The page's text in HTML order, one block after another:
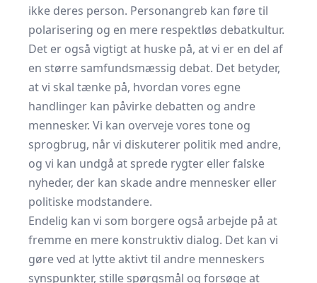
ikke deres person. Personangreb kan føre til
polarisering og en mere respektløs debatkultur.
Det er også vigtigt at huske på, at vi er en del af
en større samfundsmæssig debat. Det betyder,
at vi skal tænke på, hvordan vores egne
handlinger kan påvirke debatten og andre
mennesker. Vi kan overveje vores tone og
sprogbrug, når vi diskuterer politik med andre,
og vi kan undgå at sprede rygter eller falske
nyheder, der kan skade andre mennesker eller
politiske modstandere.
Endelig kan vi som borgere også arbejde på at
fremme en mere konstruktiv dialog. Det kan vi
gøre ved at lytte aktivt til andre menneskers
synspunkter, stille spørgsmål og forsøge at